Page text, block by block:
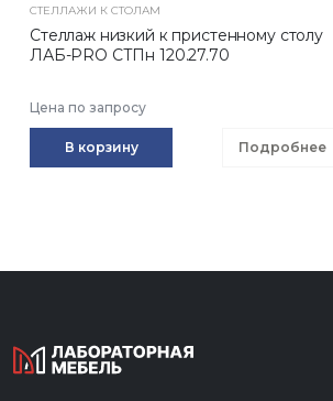
СТЕЛЛАЖИ К СТОЛАМ
Стеллаж низкий к пристенному столу
ЛАБ-PRO СТПн 120.27.70
Цена по запросу
В корзину Подробнее